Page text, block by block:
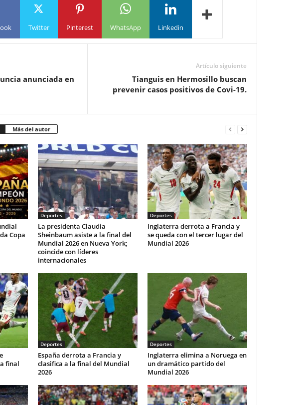
Twitter Pinterest WhatsApp Linkedin
anunciada en
Artículo siguiente
Tianguis en Hermosillo buscan
prevenir casos positivos de Covi-19.
Más del autor
Copa
Deportes
La presidenta Claudia
Sheinbaum asiste a la final del
Mundial 2026 en Nueva York;
coincide con líderes
internacionales
Deportes
Inglaterra derrota a Francia y
se queda con el tercer lugar del
Mundial 2026
final
Deportes
España derrota a Francia y
clasifica a la final del Mundial
2026
Deportes
Inglaterra elimina a Noruega en
un dramático partido del
Mundial 2026